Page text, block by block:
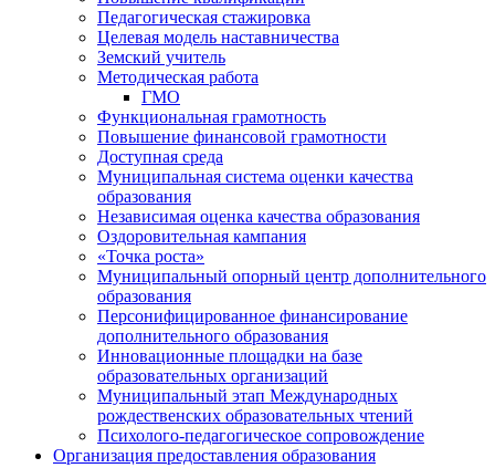
Педагогическая стажировка
Целевая модель наставничества
Земский учитель
Методическая работа
ГМО
Функциональная грамотность
Повышение финансовой грамотности
Доступная среда
Муниципальная система оценки качества
образования
Независимая оценка качества образования
Оздоровительная кампания
«Точка роста»
Муниципальный опорный центр дополнительного
образования
Персонифицированное финансирование
дополнительного образования
Инновационные площадки на базе
образовательных организаций
Муниципальный этап Международных
рождественских образовательных чтений
Психолого-педагогическое сопровождение
Организация предоставления образования